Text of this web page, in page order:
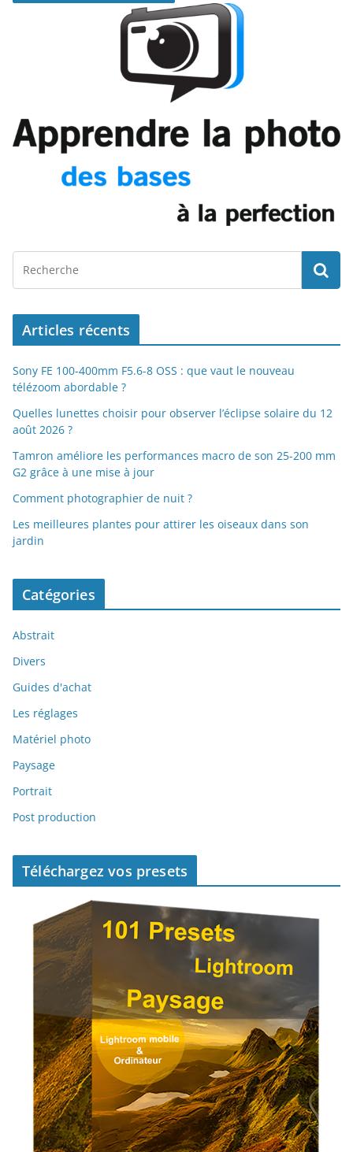
Articles récents
Sony FE 100-400mm F5.6-8 OSS : que vaut le nouveau
télézoom abordable ?
Quelles lunettes choisir pour observer l’éclipse solaire du 12
août 2026 ?
Tamron améliore les performances macro de son 25-200 mm
G2 grâce à une mise à jour
Comment photographier de nuit ?
Les meilleures plantes pour attirer les oiseaux dans son
jardin
Catégories
Abstrait
Divers
Guides d'achat
Les réglages
Matériel photo
Paysage
Portrait
Post production
Téléchargez vos presets